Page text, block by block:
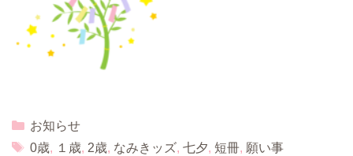
Categories
お知らせ
Tags
0歳, １歳, 2歳, なみきッズ, 七夕, 短冊, 願い事